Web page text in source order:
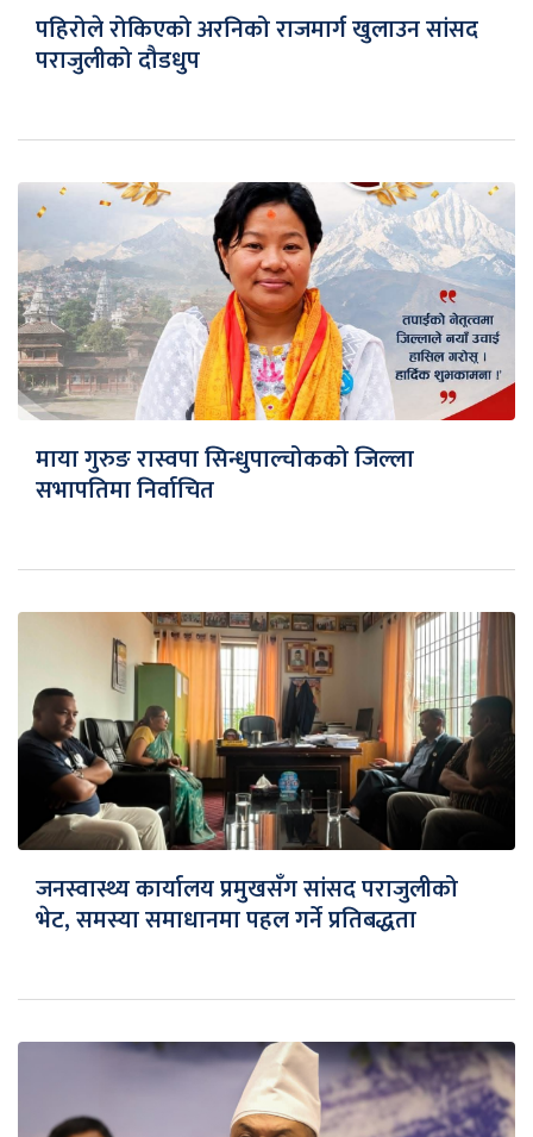
पहिरोले रोकिएको अरनिको राजमार्ग खुलाउन सांसद
पराजुलीको दौडधुप
माया गुरुङ रास्वपा सिन्धुपाल्चोकको जिल्ला
सभापतिमा निर्वाचित
जनस्वास्थ्य कार्यालय प्रमुखसँग सांसद पराजुलीको
भेट, समस्या समाधानमा पहल गर्ने प्रतिबद्धता